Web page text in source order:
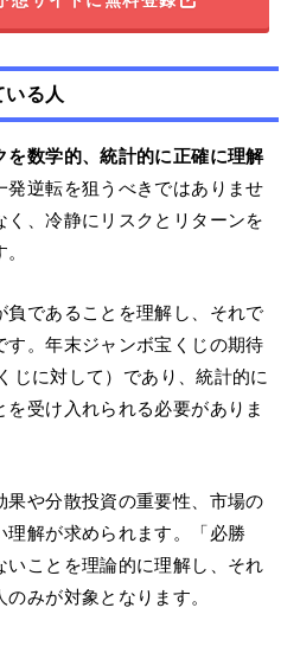
いる人
を数学的、統計的に正確に理解
発逆転を狙うべきではありませ
く、冷静にリスクとリターンを
負であることを理解し、それで
す。年末ジャンボ宝くじの期待
じに対して）であり、統計的に
受け入れられる必要がありま
果や分散投資の重要性、市場の
解が求められます。「必勝
いことを理論的に理解し、それ
みが対象となります。